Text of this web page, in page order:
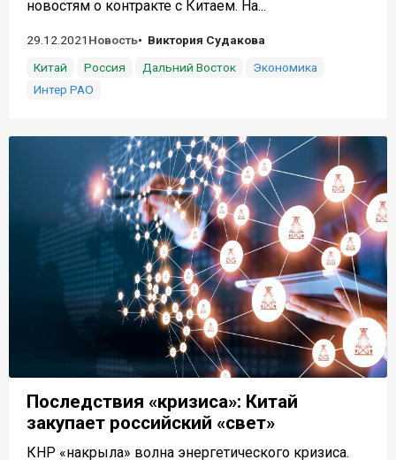
новостям о контракте с Китаем. На...
29.12.2021 Новость
Виктория Судакова
Китай
Россия Дальний Восток
Экономика
Интер РАО
Последствия «кризиса»: Китай
закупает российский «свет»
КНР «накрыла» волна энергетического кризиса.